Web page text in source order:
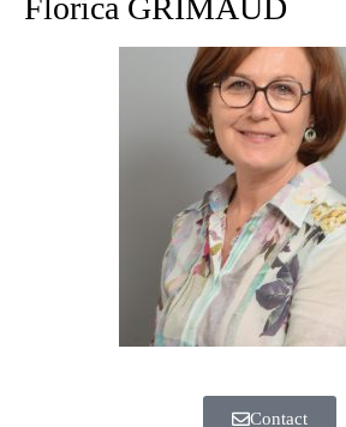
Florica GRIMAUD
Contact